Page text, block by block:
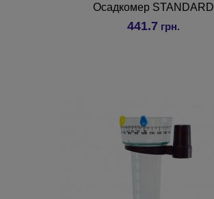
Осадкомер STANDARD
441.7грн.